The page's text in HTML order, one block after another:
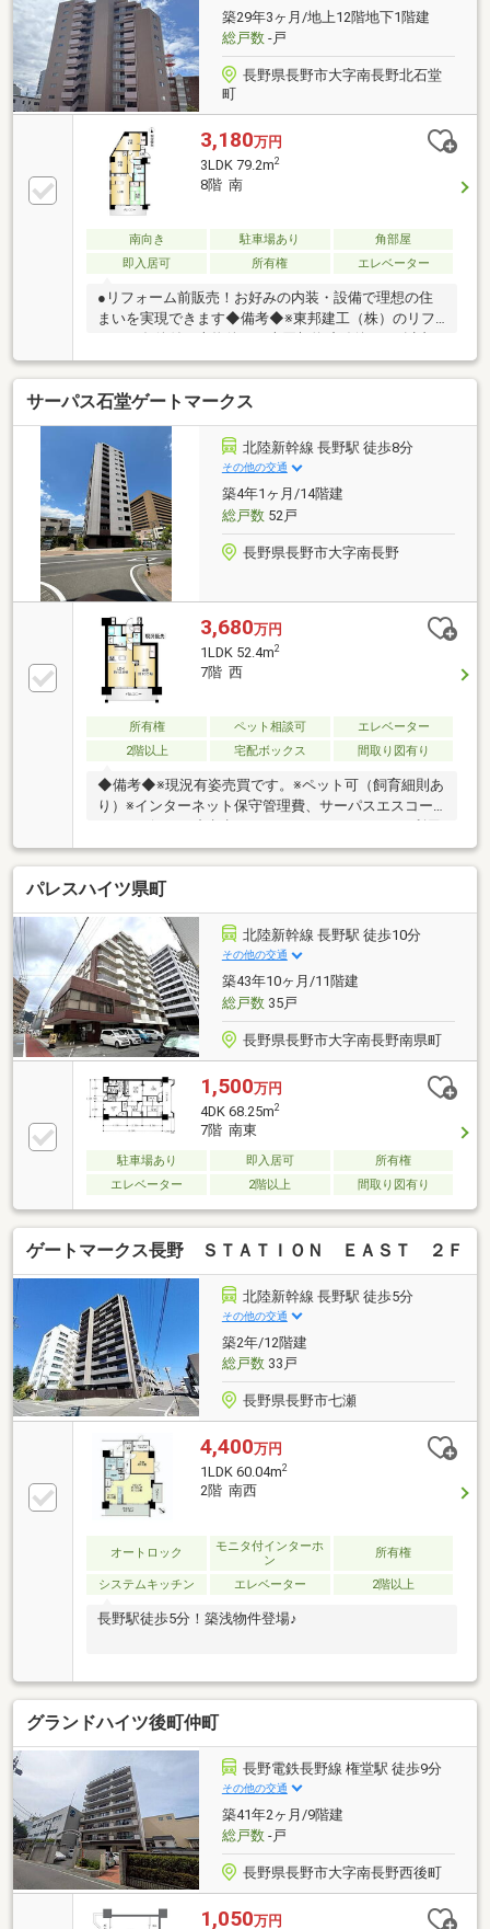
築29年3ヶ月/地上12階地下1階建
総戸数-戸
長野県長野市大字南長野北石堂
町
3,180万円
3LDK 79.2m2
8階 南
南向き 駐車場あり
角部屋
即入居可
所有権 エレベーター
●リフォーム前販売！お好みの内装・設備で理想の住
まいを実現できます◆備考◆※東邦建工（株）のリフ
に東邦建工株式会社とリフォーム請負契約を締結して
いただくことを条件として販売します。 なお、期間
までリフォーム請負契約が成立しなかった場合、売買
契約は失効し、受領済み代金は全額無利息にて返還い
たします。※当社指定の司法書士での登記となりま
す。※浸水想定区域3.0～5.0ｍ未満
サーパス石堂ゲートマークス
北陸新幹線 長野駅 徒歩8分
その他の交通
築4年1ヶ月/14階建
総戸数52戸
長野県長野市大字南長野
3,680万円
1LDK 52.4m2
7階 西
所有権 ペット相談可
エレベーター
2階以上
宅配ボックス 間取り図有り
◆備考◆※現況有姿売買です。※ペット可（飼育細則あ
り）※インターネット保守管理費、サーパスエスコー
料 合計：4595円/月
パレスハイツ県町
北陸新幹線 長野駅 徒歩10分
その他の交通
築43年10ヶ月/11階建
総戸数35戸
長野県長野市大字南長野南県町
1,500万円
4DK 68.25m2
7階 南東
駐車場あり 即入居可
所有権
エレベーター
2階以上 間取り図有り
ゲートマークス長野 ＳＴＡＴＩＯＮ ＥＡＳＴ ２Ｆ
北陸新幹線 長野駅 徒歩5分
その他の交通
築2年/12階建
総戸数33戸
長野県長野市七瀬
4,400万円
1LDK 60.04m2
2階 南西
オートロック
モニタ付インターホ
ン
所有権
システムキッチン エレベーター 2階以上
長野駅徒歩5分！築浅物件登場♪
グランドハイツ後町仲町
長野電鉄長野線 権堂駅 徒歩9分
その他の交通
築41年2ヶ月/9階建
総戸数-戸
長野県長野市大字南長野西後町
1,050万円